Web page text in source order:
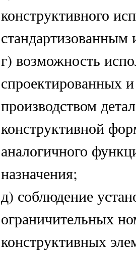
конструктивного
г) возможность
спроектированных
производством
конструктивной
аналогичного
назначения;
д) соблюдение
ограничительных
конструктивных